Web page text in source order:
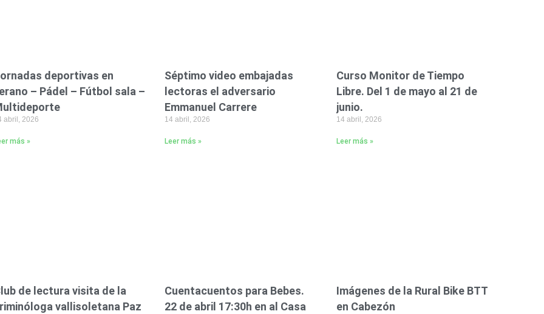
deportivas en
– Pádel – Fútbol sala –
abril, 2026
más »
Séptimo video embajadas
lectoras el adversario
Emmanuel Carrere
14 abril, 2026
Leer más »
Curso Monitor de Tiempo
Libre. Del 1 de mayo al 21 de
junio.
14 abril, 2026
Leer más »
de lectura visita de la
vallisoletana Paz
Cuentacuentos para Bebes.
22 de abril 17:30h en al Casa
Imágenes de la Rural Bike BTT
en Cabezón